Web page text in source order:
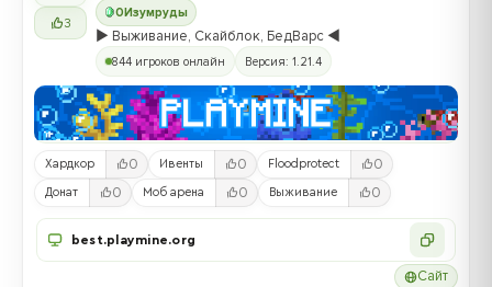
3
0Изумруды
▶️ Выживание, Скайблок, БедВарс ◀️
844 игроков онлайн Версия: 1.21.4
Хардкор 0 Ивенты 0 Floodprotect 0
Донат 0 Моб арена 0 Выживание 0
best.playmine.org
Сайт